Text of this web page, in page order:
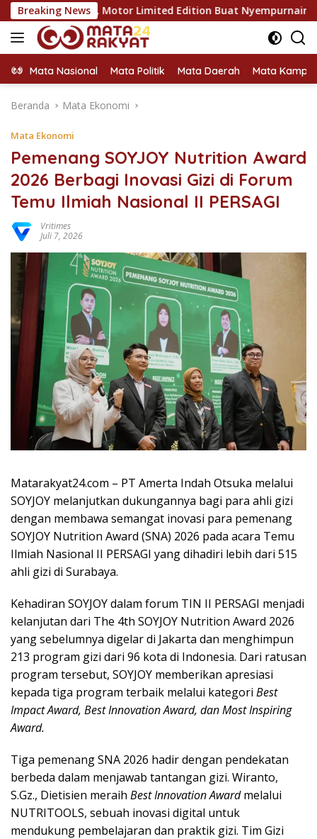
Langsung
ke
konten
Breaking News
Motor Limited Edition Buat Nyempurnain Look Retro-
Mata Nasional Mata Politik Mata Daerah Mata
Beranda Mata Ekonomi
Mata Ekonomi
Pemenang SOYJOY Nutrition Award
2026 Berbagi Inovasi Gizi di Forum
Temu Ilmiah Nasional II PERSAGI
Vritimes
Juli 7, 2026
Matarakyat24.com – PT Amerta Indah Otsuka melalui
SOYJOY melanjutkan dukungannya bagi para ahli gizi
dengan membawa semangat inovasi para pemenang
SOYJOY Nutrition Award (SNA) 2026 pada acara Temu
Ilmiah Nasional II PERSAGI yang dihadiri lebih dari 515
ahli gizi di Surabaya.
Kehadiran SOYJOY dalam forum TIN II PERSAGI menjadi
kelanjutan dari The 4th SOYJOY Nutrition Award 2026
yang sebelumnya digelar di Jakarta dan menghimpun
213 program gizi dari 96 kota di Indonesia. Dari ratusan
program tersebut, SOYJOY memberikan apresiasi
kepada tiga program terbaik melalui kategori Best
Impact Award, Best Innovation Award, dan Most Inspiring
Award.
Tiga pemenang SNA 2026 hadir dengan pendekatan
berbeda dalam menjawab tantangan gizi. Wiranto,
S.Gz., Dietisien meraih Best Innovation Awardmelalui
NUTRITOOLS, sebuah inovasi digital untuk
mendukung pembelajaran dan praktik gizi. Tim Gizi